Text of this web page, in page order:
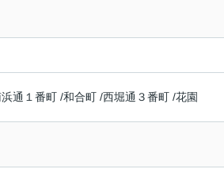
土地を探す
収益物件を探す
リノベーション・リフォーム
事例
不動産買取相談
通１番町 /和合町 /西堀通３番町 /花園